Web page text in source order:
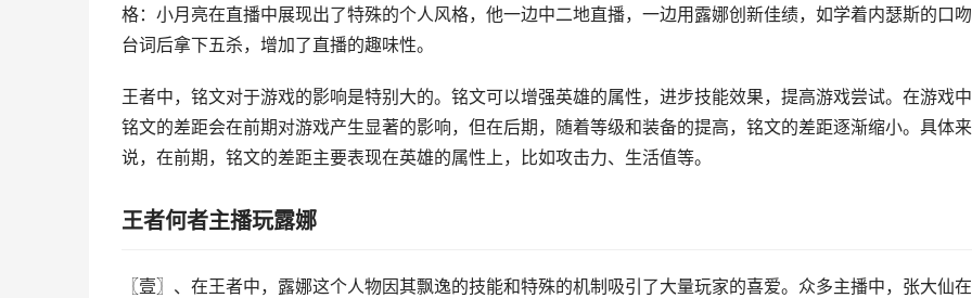
格：小月亮在直播中展现出了特殊的个人风格，他一边中二地直播，一边用露娜创新佳绩，如学着内瑟斯的口
台词后拿下五杀，增加了直播的趣味性。
王者中，铭文对于游戏的影响是特别大的。铭文可以增强英雄的属性，进步技能效果，提高游戏尝试。在游戏中
铭文的差距会在前期对游戏产生显著的影响，但在后期，随着等级和装备的提高，铭文的差距逐渐缩小。具体来
说，在前期，铭文的差距主要表现在英雄的属性上，比如攻击力、生活值等。
王者何者主播玩露娜
〖壹〗、在王者中，露娜这个人物因其飘逸的技能和特殊的机制吸引了大量玩家的喜爱。众多主播中，张大仙